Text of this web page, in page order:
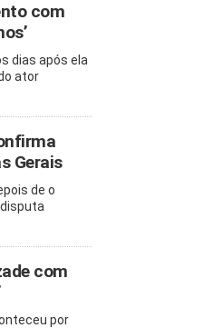
com
dias após ela
ator
Gerais
de o
com
por